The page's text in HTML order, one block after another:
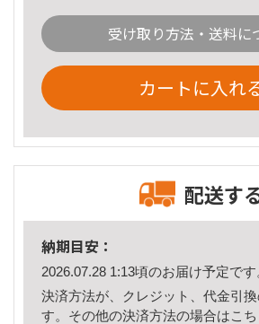
受け取り方法・送料に
カートに入れ
配送す
納期目安：
2026.07.28 1:13頃のお届け予定です
決済方法が、クレジット、代金引
す。その他の決済方法の場合はこ